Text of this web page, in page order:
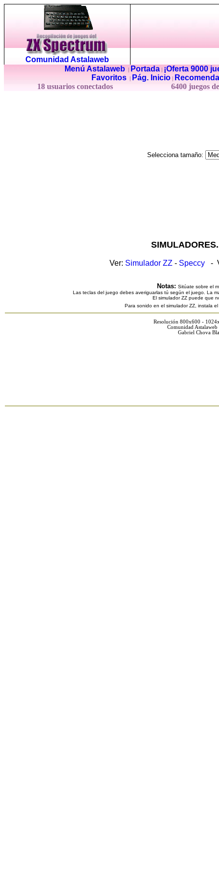
Comunidad Astalaweb
Menú Astalaweb| Portada|
¡Oferta 9000
Favoritos
Pág. Inicio
18 usuarios conectados
6400 juegos
Selecciona tamaño:
Ver: Simulador ZZ - Speccy -
Notas: Sitúate sobre el
Las teclas del juego debes averiguarlas tú según el juego. La
El simulador ZZ puede que
Para sonido en el simulador ZZ, instala
Resolución 800x600 -
Comunidad
Gabriel Chova